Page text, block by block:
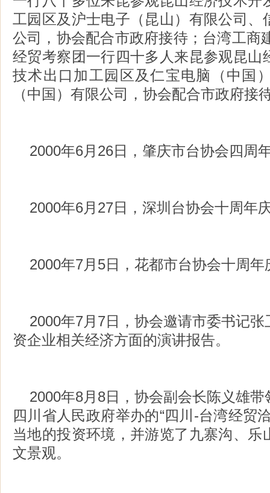
工园区及沪士电子（昆山）有限公司、
公司，协会配合市政府接待；台湾工商
经贸考察团一行四十多人来昆参观昆山
技术出口加工园区及仁宝电脑（中国
（中国）有限公司，协会配合市政府接
2000年6月26日，肇庆市台协会四周
2000年6月27日，深圳台协会十周年
2000年7月5日，花都市台协会十周年
2000年7月7日，协会邀请市委书记
资企业相关经济方面的演讲报告。
2000年8月8日，协会副会长陈义雄
四川省人民政府举办的“四川-台湾经贸
当地的投资环境，并游览了九寨沟、乐
文景观。